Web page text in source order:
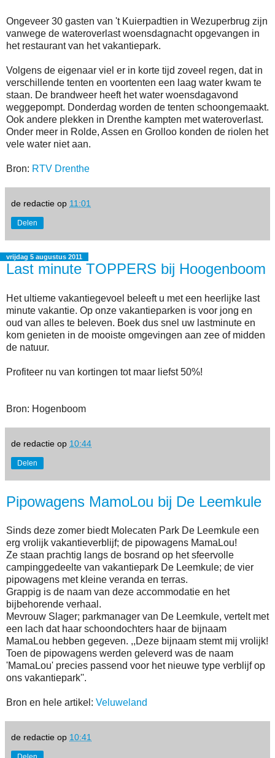
Ongeveer 30 gasten van 't Kuierpadtien in Wezuperbrug zijn
vanwege de wateroverlast woensdagnacht opgevangen in
het restaurant van het vakantiepark.
Volgens de eigenaar viel er in korte tijd zoveel regen, dat in
verschillende tenten en voortenten een laag water kwam te
staan. De brandweer heeft het water woensdagavond
weggepompt. Donderdag worden de tenten schoongemaakt.
Ook andere plekken in Drenthe kampten met wateroverlast.
Onder meer in Rolde, Assen en Grolloo konden de riolen het
vele water niet aan.
Bron: RTV Drenthe
de redactie op 11:01
Delen
vrijdag 5 augustus 2011
Last minute TOPPERS bij Hoogenboom
Het ultieme vakantiegevoel beleeft u met een heerlijke last
minute vakantie. Op onze vakantieparken is voor jong en
oud van alles te beleven. Boek dus snel uw lastminute en
kom genieten in de mooiste omgevingen aan zee of midden
de natuur.
Profiteer nu van kortingen tot maar liefst 50%!
Bron: Hogenboom
de redactie op 10:44
Delen
Pipowagens MamoLou bij De Leemkule
Sinds deze zomer biedt Molecaten Park De Leemkule een
erg vrolijk vakantieverblijf; de pipowagens MamaLou!
Ze staan prachtig langs de bosrand op het sfeervolle
campinggedeelte van vakantiepark De Leemkule; de vier
pipowagens met kleine veranda en terras.
Grappig is de naam van deze accommodatie en het
bijbehorende verhaal.
Mevrouw Slager; parkmanager van De Leemkule, vertelt met
een lach dat haar schoondochters haar de bijnaam
MamaLou hebben gegeven. ,,Deze bijnaam stemt mij vrolijk!
Toen de pipowagens werden geleverd was de naam
'MamaLou' precies passend voor het nieuwe type verblijf op
ons vakantiepark''.
Bron en hele artikel: Veluweland
de redactie op 10:41